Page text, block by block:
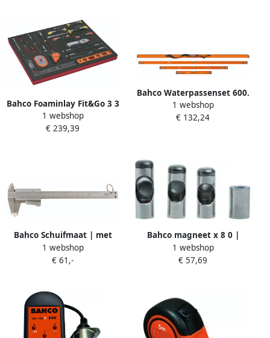
Bahco Foaminlay Fit&Go 3 3
met schroevendraaiers |
meetgereedschap en bits
1 webshop
€ 239,39
Bahco Waterpassenset 600.
1200. 1800 mm 3-delig in
tas 416-SET+BAG
1 webshop
€ 132,24
Bahco Schuifmaat | met
veiligheidsring |
roestvaststaal |
1 webshop
€ 61,-
Bahco magneet x 8 0 |
BE200MAG80
1 webshop
€ 57,69